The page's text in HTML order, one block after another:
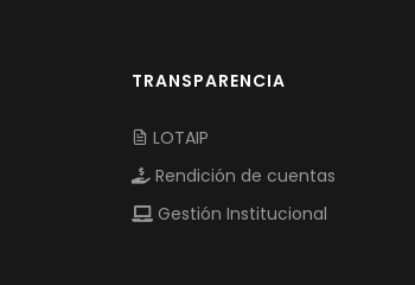
TRANSPARENCIA
LOTAIP
Rendición de cuentas
Gestión Institucional